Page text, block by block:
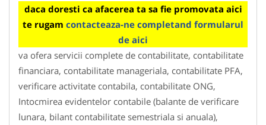
daca doresti ca afacerea ta sa fie promovata aici
te rugam contacteaza-ne completand formularul
de aici
va ofera servicii complete de contabilitate, contabilitate
financiara, contabilitate manageriala, contabilitate PFA,
verificare activitate contabila, contabilitate ONG,
Intocmirea evidentelor contabile (balante de verificare
lunara, bilant contabilitate semestriala si anuala),